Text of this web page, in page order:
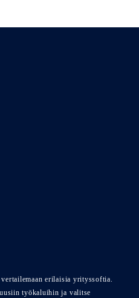
erilaisia yrityssoftia.
työkaluihin ja valitse